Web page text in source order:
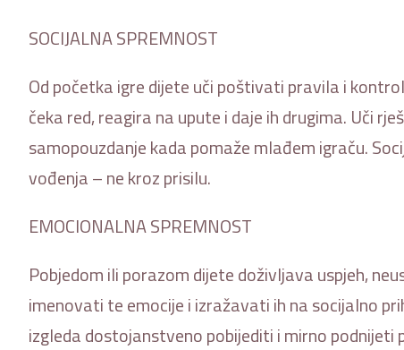
SOCIJALNA SPREMNOST
Od početka igre dijete uči poštivati pravila i
čeka red, reagira na upute i daje ih drugima. Uči
samopouzdanje kada pomaže mlađem igraču.
vođenja – ne kroz prisilu.
EMOCIONALNA SPREMNOST
Pobjedom ili porazom dijete doživljava uspjeh,
imenovati te emocije i izražavati ih na socijalno
izgleda dostojanstveno pobijediti i mirno